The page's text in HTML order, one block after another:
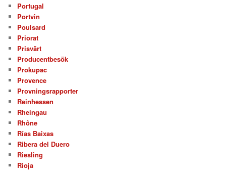
Portugal
Portvin
Poulsard
Priorat
Prisvärt
Producentbesök
Prokupac
Provence
Provningsrapporter
Reinhessen
Rheingau
Rhône
Rías Baixas
Ribera del Duero
Riesling
Rioja